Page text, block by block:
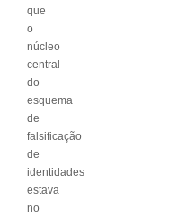
que
o
núcleo
central
do
esquema
de
falsificação
de
identidades
estava
no